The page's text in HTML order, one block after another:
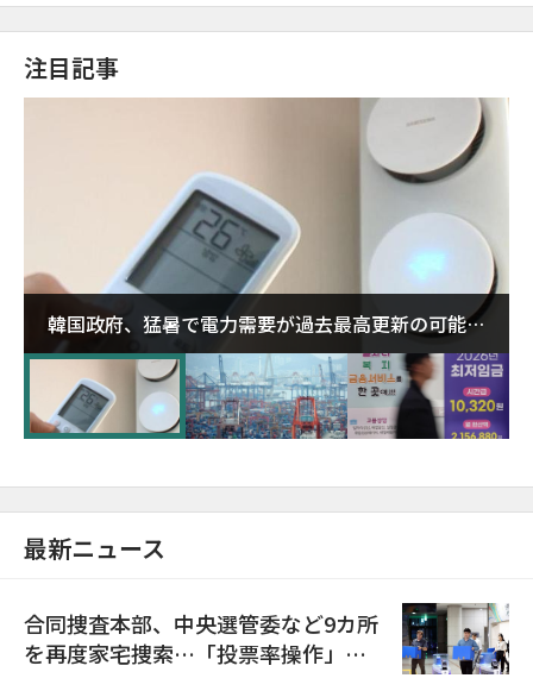
注目記事
韓国政府、猛暑で電力需要が過去最高更新の可能性
に需給対応体制を点検
最新ニュース
合同捜査本部、中央選管委など9カ所
を再度家宅捜索…「投票率操作」の